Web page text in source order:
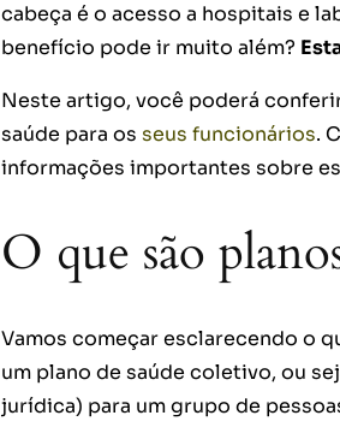
cabeça é o acesso a hospitais e
benefício pode ir muito além?
Neste artigo, você poderá
saúde para os seus funcionários.
informações importantes sobre
O que são
Vamos começar esclarecendo o
um plano de saúde coletivo, ou
jurídica) para um grupo de